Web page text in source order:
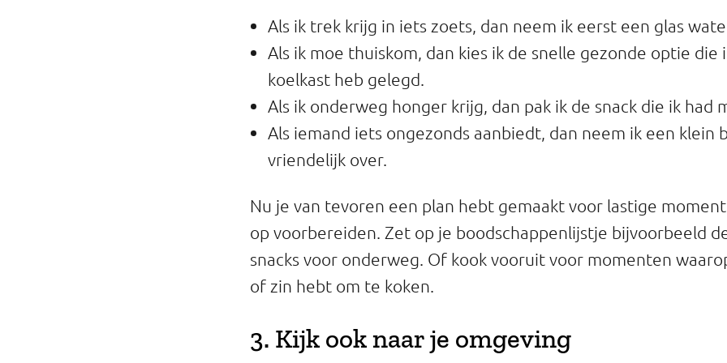
Als ik trek krijg in iets zoets, dan neem ik eerst een glas
Als ik moe thuiskom, dan kies ik de snelle gezonde optie die
koelkast heb gelegd.
Als ik onderweg honger krijg, dan pak ik de snack die ik had
Als iemand iets ongezonds aanbiedt, dan neem ik een klein
vriendelijk over.
Nu je van tevoren een plan hebt gemaakt voor lastige
op voorbereiden. Zet op je boodschappenlijstje bijvoorbeeld
snacks voor onderweg. Of kook vooruit voor momenten
of zin hebt om te koken.
3. Kijk ook naar je omgeving